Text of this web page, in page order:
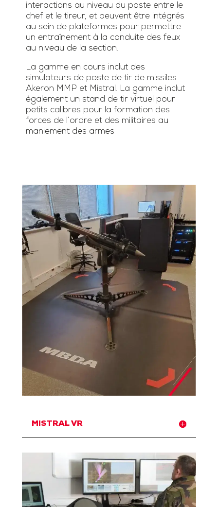
interactions au niveau du poste entre le
chef et le tireur, et peuvent être intégrés
au sein de plateformes pour permettre
un entraînement à la conduite des feux
au niveau de la section.
La gamme en cours inclut des
simulateurs de poste de tir de missiles
Akeron MMP et Mistral. La gamme inclut
également un stand de tir virtuel pour
petits calibres pour la formation des
forces de l’ordre et des militaires au
maniement des armes
MISTRAL VR